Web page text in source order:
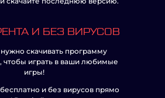
И БЕЗ ВИРУСОВ
скачивать программу
чтобы играть в ваши любимые
игры!
и без вирусов прямо